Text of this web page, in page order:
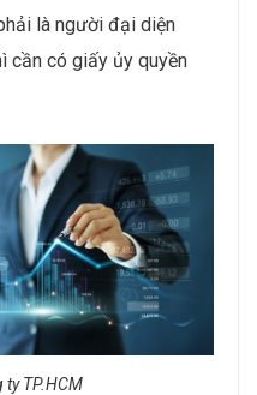
là người đại diện
cần có giấy ủy quyền
ty TP.HCM